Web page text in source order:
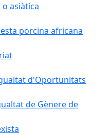
o asiàtica
porcina africana
d'Oportunitats
de Gènere de